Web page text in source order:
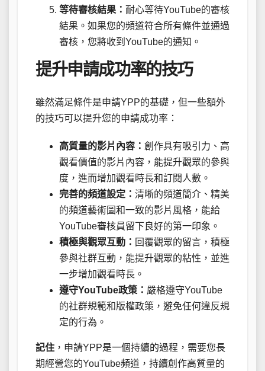
等待審核結果： 耐心等待YouTube的審核
結果。如果您的頻道符合所有條件並通過
審核，您將收到YouTube的通知。
提升申請成功率的技巧
雖然滿足條件是申請YPP的基礎，但一些額外
的技巧可以提升您的申請成功率：
高質量的影片內容： 創作具有吸引力、高
觀看價值的影片內容，能提升觀眾的參與
度，進而增加觀看時長和訂閱人數。
完善的頻道設定： 清晰的頻道簡介、精美
的頻道藝術圖和一致的影片風格，能給
YouTube審核員留下良好的第一印象。
積極與觀眾互動： 回覆觀眾的留言，積極
參與社群互動，能提升觀眾的粘性，並進
一步增加觀看時長。
遵守YouTube政策： 嚴格遵守YouTube
的社群規範和版權政策，避免任何違反規
定的行為。
記住 ，申請YPP是一個持續的過程，需要您長
期經營您的YouTube頻道，持續創作高質量的